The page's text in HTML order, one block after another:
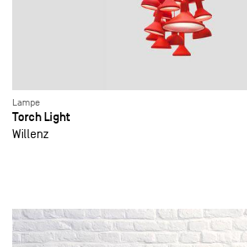
Lampe
Torch Light
Willenz